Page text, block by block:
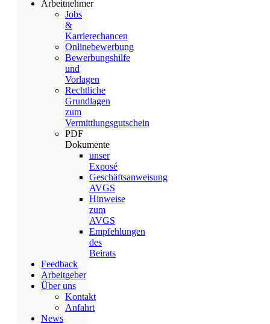
Arbeitnehmer
Jobs
&
Karrierechancen
Onlinebewerbung
Bewerbungshilfe
und
Vorlagen
Rechtliche
Grundlagen
zum
Vermittlungsgutschein
PDF
Dokumente
unser
Exposé
Geschäftsanweisung
AVGS
Hinweise
zum
AVGS
Empfehlungen
des
Beirats
Feedback
Arbeitgeber
Über uns
Kontakt
Anfahrt
News